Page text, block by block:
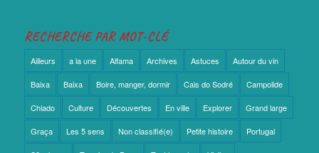
RECHERCHE PAR MOT-CLÉ
Ailleurs a la une Alfama Archives Astuces Autour du vin
Baixa Baixa Boire, manger, dormir Cais do Sodré Campolide
Chiado Culture Découvertes En ville Explorer Grand large
Graça Les 5 sens Non classifié(e) Petite histoire Portugal